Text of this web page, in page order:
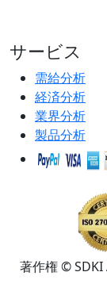
サービス
需給分析
経済分析
業界分析
製品分析
著作権 ©